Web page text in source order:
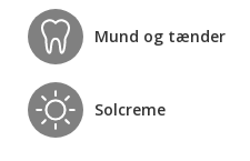
Mund og tænder
Solcreme